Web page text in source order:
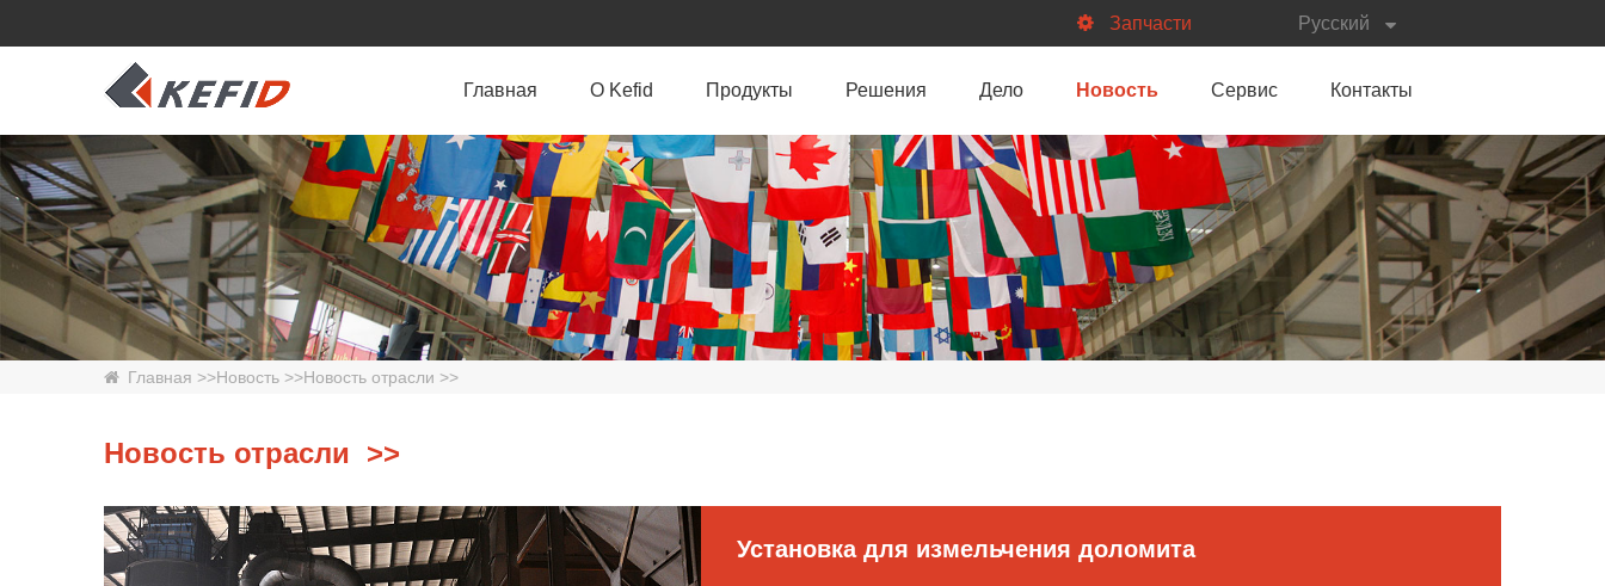
Запчасти Русский
Главная O Kefid Продукты Решения Дело Новость Сервис Контакты
Главная >>Новость >>Новость отрасли >>
Новость отрасли >>
Установка для измельчения доломита